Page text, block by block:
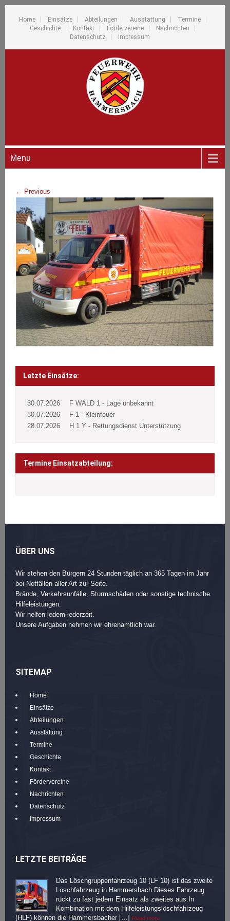
Home Einsätze Abteilungen Ausstattung
Termine
Geschichte
Kontakt Fördervereine
Nachrichten
Datenschutz
Impressum
Menu
← Previous
Letzte Einsätze:
30.07.2026
F WALD 1 - Lage unbekannt
30.07.2026
F 1 - Kleinfeuer
28.07.2026
H 1 Y - Rettungsdienst Unterstützung
Termine Einsatzabteilung:
ÜBER UNS
Wir stehen den Bürgern 24 Stunden täglich an 365 Tagen im Jahr
bei Notfällen aller Art zur Seite.
Brände, Verkehrsunfälle, Sturmschäden oder sonstige technische
Hilfeleistungen.
Wir helfen jedem jederzeit.
Unsere Aufgaben nehmen wir ehrenamtlich war.
SITEMAP
Home
Einsätze
Abteilungen
Ausstattung
Termine
Geschichte
Kontakt
Fördervereine
Nachrichten
Datenschutz
Impressum
LETZTE BEITRÄGE
Das Löschgruppenfahrzeug 10 (LF 10) ist das zweite
Löschfahrzeug in Hammersbach.Dieses Fahrzeug
rückt zu fast jedem Einsatz als zweites aus.In
Kombination mit dem Hilfeleistungslöschfahrzeug
(HLF) können die Hammersbacher […] Read more